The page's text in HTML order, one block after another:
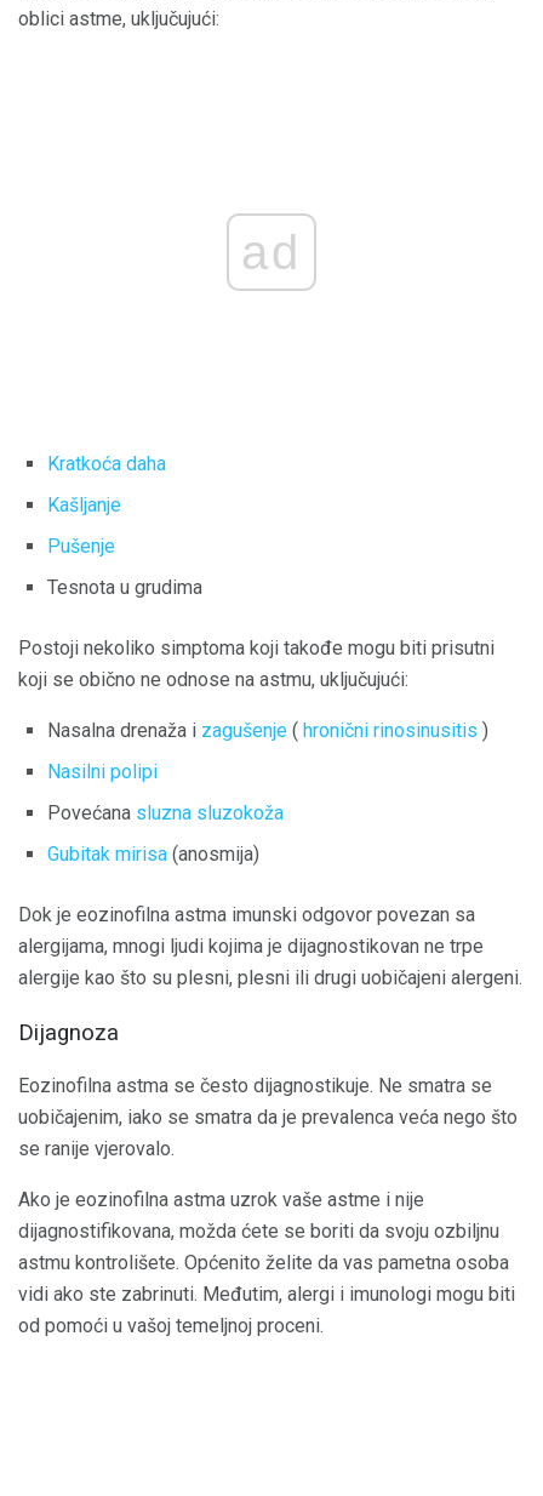
oblici astme, uključujući:
ad
Kratkoća daha
Kašljanje
Pušenje
Tesnota u grudima
Postoji nekoliko simptoma koji takođe mogu biti prisutni
koji se obično ne odnose na astmu, uključujući:
Nasalna drenaža i zagušenje ( hronični rinosinusitis )
Nasilni polipi
Povećana sluzna sluzokoža
Gubitak mirisa (anosmija)
Dok je eozinofilna astma imunski odgovor povezan sa
alergijama, mnogi ljudi kojima je dijagnostikovan ne trpe
alergije kao što su plesni, plesni ili drugi uobičajeni alergeni.
Dijagnoza
Eozinofilna astma se često dijagnostikuje. Ne smatra se
uobičajenim, iako se smatra da je prevalenca veća nego što
se ranije vjerovalo.
Ako je eozinofilna astma uzrok vaše astme i nije
dijagnostifikovana, možda ćete se boriti da svoju ozbiljnu
astmu kontrolišete. Općenito želite da vas pametna osoba
vidi ako ste zabrinuti. Međutim, alergi i imunologi mogu biti
od pomoći u vašoj temeljnoj proceni.